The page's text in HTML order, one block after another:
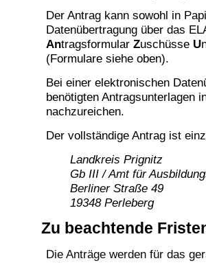
Der Antrag kann sowohl in
Datenübertragung über das
Antragsformular Zuschüsse U
(Formulare siehe oben).
Bei einer elektronischen
benötigten Antragsunterlagen
nachzureichen.
Der vollständige Antrag ist
Landkreis Prignitz
Gb III / Amt für
Berliner Straße 49
19348 Perleberg
Zu beachtende
Die Anträge werden für das